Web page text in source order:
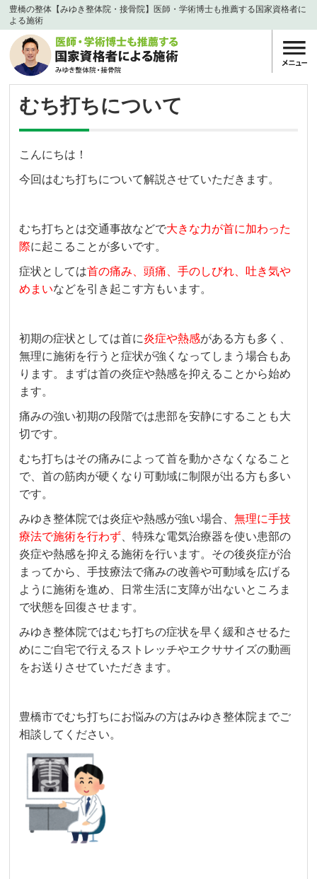
豊橋の整体【みゆき整体院・接骨院】医師・学術博士も推薦する国家資格者に
よる施術
むち打ちについて
こんにちは！
今回はむち打ちについて解説させていただきます。
むち打ちとは交通事故などで大きな力が首に加わった
際に起こることが多いです。
症状としては首の痛み、頭痛、手のしびれ、吐き気や
めまいなどを引き起こす方もいます。
初期の症状としては首に炎症や熱感がある方も多く、
無理に施術を行うと症状が強くなってしまう場合もあ
ります。まずは首の炎症や熱感を抑えることから始め
ます。
痛みの強い初期の段階では患部を安静にすることも大
切です。
むち打ちはその痛みによって首を動かさなくなること
で、首の筋肉が硬くなり可動域に制限が出る方も多い
です。
みゆき整体院では炎症や熱感が強い場合、無理に手技
療法で施術を行わず、特殊な電気治療器を使い患部の
炎症や熱感を抑える施術を行います。その後炎症が治
まってから、手技療法で痛みの改善や可動域を広げる
ように施術を進め、日常生活に支障が出ないところま
で状態を回復させます。
みゆき整体院ではむち打ちの症状を早く緩和させるた
めにご自宅で行えるストレッチやエクササイズの動画
をお送りさせていただきます。
豊橋市でむち打ちにお悩みの方はみゆき整体院までご
相談してください。